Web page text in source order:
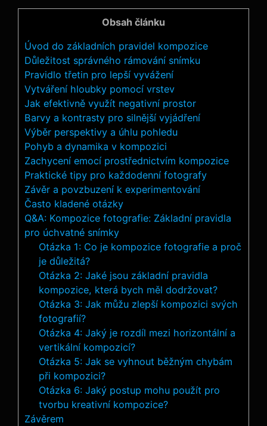
Obsah článku
Úvod do základních pravidel kompozice
Důležitost správného rámování snímku
Pravidlo třetin pro lepší vyvážení
Vytváření hloubky pomocí vrstev
Jak efektivně využít negativní prostor
Barvy a kontrasty pro silnější vyjádření
Výběr perspektivy a úhlu pohledu
Pohyb a dynamika v kompozici
Zachycení emocí prostřednictvím kompozice
Praktické tipy pro každodenní fotografy
Závěr a povzbuzení k experimentování
Často kladené otázky
Q&A: Kompozice fotografie: Základní pravidla
pro úchvatné snímky
Otázka 1: Co je kompozice fotografie a proč
je důležitá?
Otázka 2: Jaké jsou základní pravidla
kompozice, která bych měl dodržovat?
Otázka 3: Jak můžu zlepší kompozici svých
fotografií?
Otázka 4: Jaký je rozdíl mezi horizontální a
vertikální kompozicí?
Otázka 5: Jak se vyhnout běžným chybám
při kompozici?
Otázka 6: Jaký postup mohu použít pro
tvorbu kreativní kompozice?
Závěrem